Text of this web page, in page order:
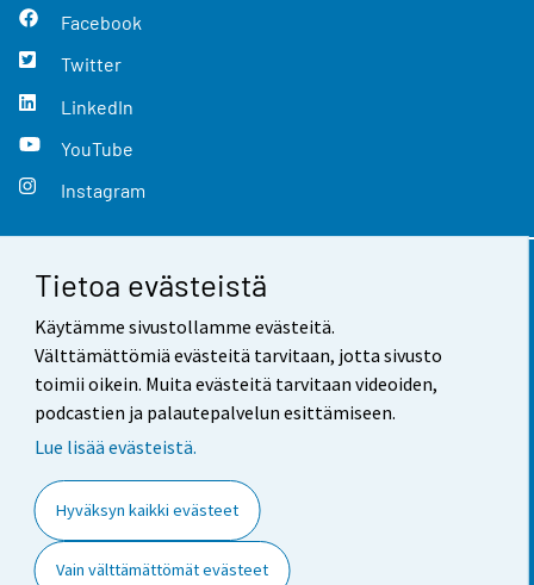
Tietoa evästeistä
Käytämme sivustollamme evästeitä.
Välttämättömiä evästeitä tarvitaan, jotta sivusto
toimii oikein. Muita evästeitä tarvitaan videoiden,
podcastien ja palautepalvelun esittämiseen.
Lue lisää evästeistä.
Hyväksyn kaikki evästeet
Vain välttämättömät evästeet
Facebook
Twitter
LinkedIn
YouTube
Instagram
Yhteystiedot
Palaute
Käyttöehdot
Saavutettavuus
Tietoa sivustosta
Evästeasetukset